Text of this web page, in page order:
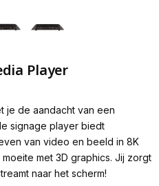
Player
je de aandacht van een
signage player biedt
van video en beeld in 8K
met 3D graphics. Jij zorgt
naar het scherm!